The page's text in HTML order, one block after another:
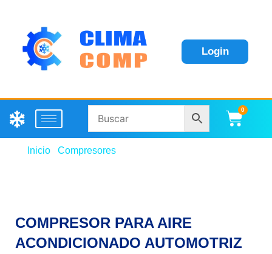
Login
0
Inicio Compresores
COMPRESOR PARA AIRE
ACONDICIONADO AUTOMOTRIZ